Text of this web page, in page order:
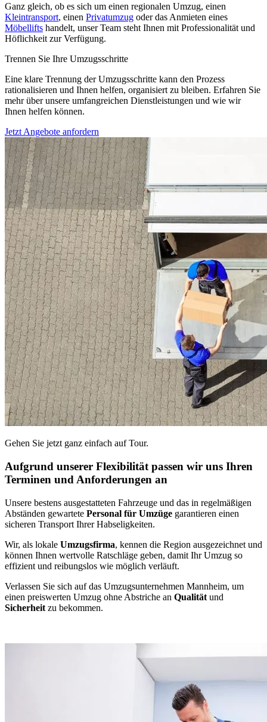
Ganz gleich, ob es sich um einen regionalen Umzug, einen
Kleintransport, einen Privatumzug oder das Anmieten eines
Möbellifts handelt, unser Team steht Ihnen mit Professionalität und
Höflichkeit zur Verfügung.
Trennen Sie Ihre Umzugsschritte
Eine klare Trennung der Umzugsschritte kann den Prozess
rationalisieren und Ihnen helfen, organisiert zu bleiben. Erfahren Sie
mehr über unsere umfangreichen Dienstleistungen und wie wir
Ihnen helfen können.
Jetzt Angebote anfordern
Gehen Sie jetzt ganz einfach auf Tour.
Aufgrund unserer Flexibilität passen wir uns Ihren
Terminen und Anforderungen an
Unsere bestens ausgestatteten Fahrzeuge und das in regelmäßigen
Abständen gewartete Personal für Umzüge garantieren einen
sicheren Transport Ihrer Habseligkeiten.
Wir, als lokale Umzugsfirma, kennen die Region ausgezeichnet und
können Ihnen wertvolle Ratschläge geben, damit Ihr Umzug so
effizient und reibungslos wie möglich verläuft.
Verlassen Sie sich auf das Umzugsunternehmen Mannheim, um
einen preiswerten Umzug ohne Abstriche an Qualität und
Sicherheit zu bekommen.